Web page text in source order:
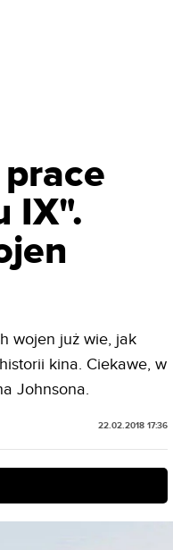
IX".
wojen już wie, jak
kina. Ciekawe, w
Johnsona.
22.02.2018 17:36